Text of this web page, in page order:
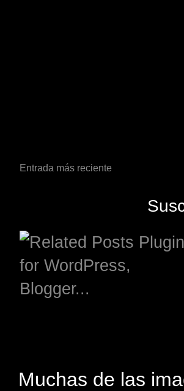
Entrada más reciente
Muchas de las